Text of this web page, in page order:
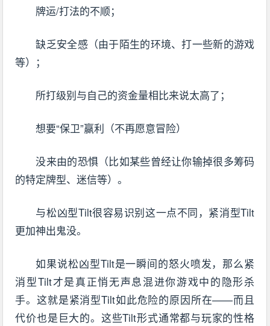
牌运/打法的不顺；
缺乏安全感（由于陌生的环境、打一些新的游戏
等）；
所打级别与自己的资金量相比来说太高了；
想要“保卫”赢利（不再愿意冒险）
没来由的恐惧（比如某些曾经让你输掉很多筹码
的特定牌型、迷信等）。
与松凶型Tilt很容易识别这一点不同，紧消型Tilt
更加神出鬼没。
如果说松凶型Tilt是一瞬间的怒火喷发，那么紧
消型Tilt才是真正悄无声息混进你游戏中的隐形杀
手。这就是紧消型Tilt如此危险的原因所在——而且
代价也是巨大的。这些Tilt形式通常都与玩家的性格